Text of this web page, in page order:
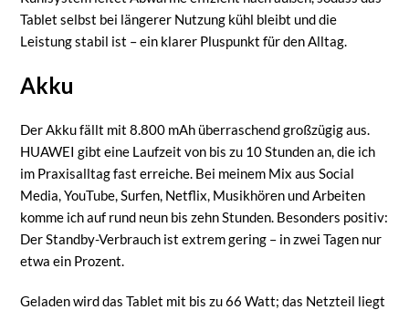
Tablet selbst bei längerer Nutzung kühl bleibt und die
Leistung stabil ist – ein klarer Pluspunkt für den Alltag.
Akku
Der Akku fällt mit 8.800 mAh überraschend großzügig aus.
HUAWEI gibt eine Laufzeit von bis zu 10 Stunden an, die ich
im Praxisalltag fast erreiche. Bei meinem Mix aus Social
Media, YouTube, Surfen, Netflix, Musikhören und Arbeiten
komme ich auf rund neun bis zehn Stunden. Besonders positiv:
Der Standby-Verbrauch ist extrem gering – in zwei Tagen nur
etwa ein Prozent.
Geladen wird das Tablet mit bis zu 66 Watt; das Netzteil liegt